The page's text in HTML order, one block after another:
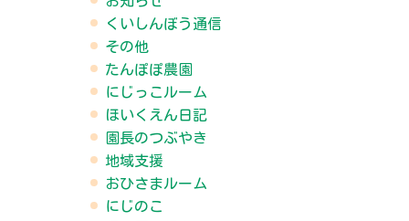
くいしんぼう通信
その他
たんぽぽ農園
にじっこルーム
ほいくえん日記
園長のつぶやき
地域支援
おひさまルーム
にじのこ